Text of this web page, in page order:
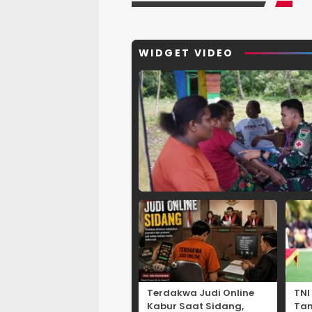
WIDGET VIDEO
Terdakwa Judi Online
Kabur Saat Sidang,